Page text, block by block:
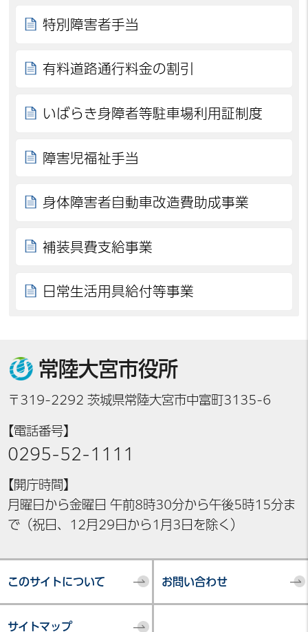
特別障害者手当
有料道路通行料金の割引
いばらき身障者等駐車場利用証制度
障害児福祉手当
身体障害者自動車改造費助成事業
補装具費支給事業
日常生活用具給付等事業
常陸大宮市役所
〒319-2292 茨城県常陸大宮市中富町3135-6
【電話番号】
0295-52-1111
【開庁時間】
月曜日から金曜日 午前8時30分から午後5時15分ま
で（祝日、12月29日から1月3日を除く）
このサイトについて お問い合わせ
サイトマップ